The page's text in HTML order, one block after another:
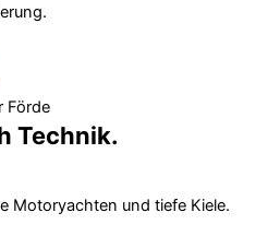
Technik.
Motoryachten und tiefe Kiele.